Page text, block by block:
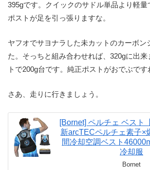
395gです。クイックのサドル単品より軽量
ポストが足を引っ張りますな。
ヤフオでサヨナラした未カットのカーボン
た。そっちと組み合わせれば、320gに出来
トで200g台です。純正ポストがおでぶです
さあ、走りに行きましょう。
[Bornet] ペルチェ ベスト
新arcTECペルチェ素子
間冷却空調ベスト
冷却服
Bornet